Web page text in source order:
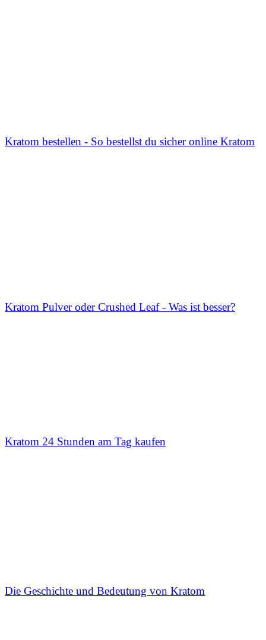
Kratom bestellen - So bestellst du sicher online Kratom
Kratom Pulver oder Crushed Leaf - Was ist besser?
Kratom 24 Stunden am Tag kaufen
Die Geschichte und Bedeutung von Kratom